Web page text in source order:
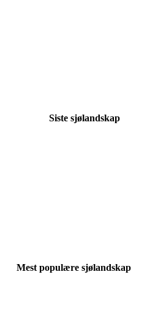
Siste sjølandskap
Mest populære sjølandskap